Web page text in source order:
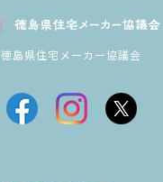
徳島県住宅メーカー協議会